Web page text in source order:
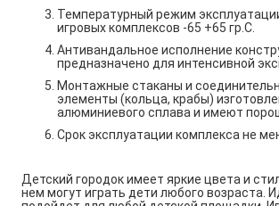
Температурный режим
игровых комплексов -65 +65 гр.С.
Антивандальное исполнение
предназначено для интенсивной
Монтажные стаканы и
элементы (кольца, крабы)
алюминиевого сплава и имеют
Срок эксплуатации комплекса не
Детский городок имеет яркие цвета и
нем могут играть дети любого возраста.